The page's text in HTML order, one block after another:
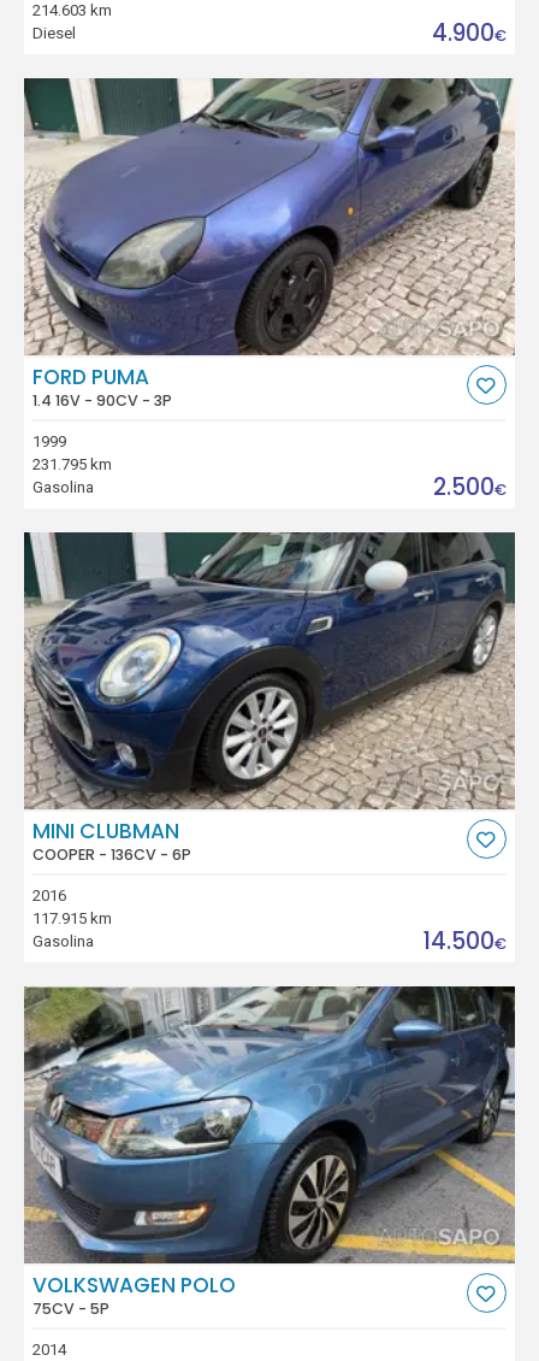
214.603 km
Diesel
4.900€
FORD PUMA
1.4 16V - 90CV - 3P
1999
231.795 km
Gasolina
2.500€
MINI CLUBMAN
COOPER - 136CV - 6P
2016
117.915 km
Gasolina
14.500€
VOLKSWAGEN POLO
75CV - 5P
2014